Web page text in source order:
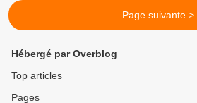
Page suivante >
Hébergé par Overblog
Top articles
Pages